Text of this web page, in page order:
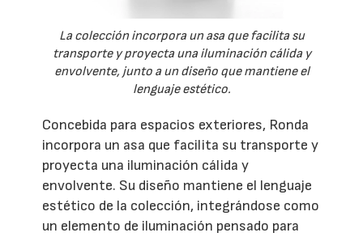
La colección incorpora un asa que facilita su
transporte y proyecta una iluminación cálida y
envolvente, junto a un diseño que mantiene el
lenguaje estético.
Concebida para espacios exteriores, Ronda
incorpora un asa que facilita su transporte y
proyecta una iluminación cálida y
envolvente. Su diseño mantiene el lenguaje
estético de la colección, integrándose como
un elemento de iluminación pensado para